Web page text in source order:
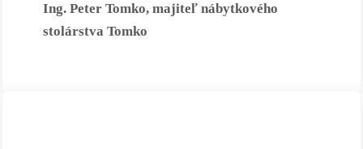
Ing. Peter Tomko, majiteľ nábytkového
stolárstva Tomko